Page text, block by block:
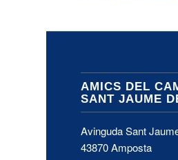
AMICS DEL
SANT JAUME
Avinguda Sant
43870 Amposta